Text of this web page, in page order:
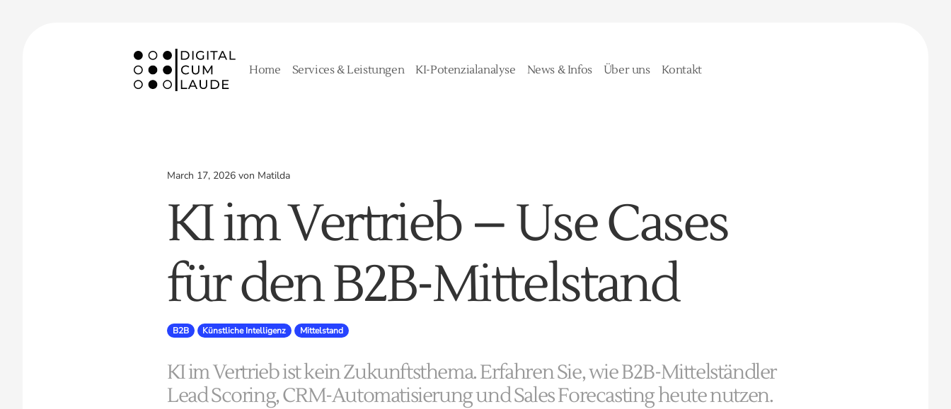
Home Services & Leistungen KI-Potenzialanalyse News & Infos Über uns Kontakt
March 17, 2026 von Matilda
KI im Vertrieb – Use Cases
für den B2B-Mittelstand
B2B Künstliche Intelligenz Mittelstand
KI im Vertrieb ist kein Zukunftsthema. Erfahren Sie, wie B2B-Mittelständler
Lead Scoring, CRM-Automatisierung und Sales Forecasting heute nutzen.